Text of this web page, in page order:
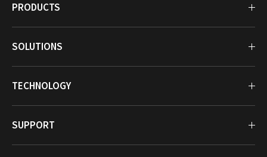
PRODUCTS
SOLUTIONS
TECHNOLOGY
SUPPORT